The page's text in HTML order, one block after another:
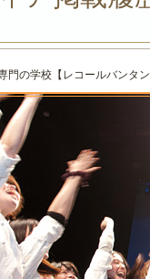
門の学校【レコールバンタ